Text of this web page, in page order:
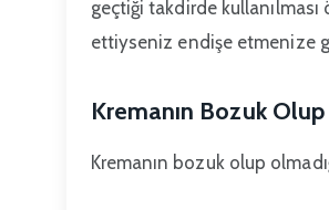
geçtiği takdirde
ettiyseniz endişe etmenize
Kremanın Bozuk Olup
Kremanın bozuk olup